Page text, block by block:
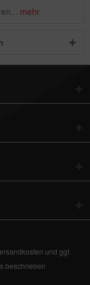
mehr
und ggf.
beschrieben